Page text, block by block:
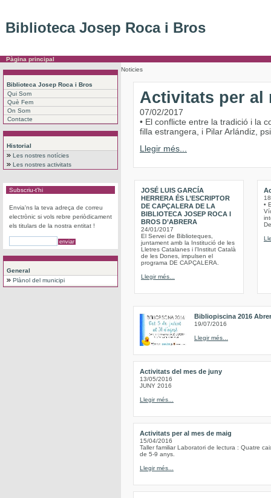
Biblioteca Josep Roca i Bros
Pàgina principal
Biblioteca Josep Roca i Bros
Qui Som
Què Fem
On Som
Contacte
Historial
Les nostres notícies
Les nostres activitats
Subscriu-t'hi
Envia'ns la teva adreça de correu
electrònic si vols rebre periòdicament
els titulars de la nostra entitat !
General
Plànol del municipi
Noticies
Activitats per al
07/02/2017
• El conflicte entre la tradició i la
filla estrangera, i Pilar Arlándiz,
Llegir més...
JOSÉ LUIS GARCÍA
HERRERA ÉS L’ESCRIPTOR
DE CAPÇALERA DE LA
BIBLIOTECA JOSEP ROCA I
BROS D’ABRERA
24/01/2017
El Servei de Biblioteques,
juntament amb la Institució de les
Lletres Catalanes i l’Institut Català
de les Dones, impulsen el
programa DE CAPÇALERA.
Llegir més...
•
Bibliopiscina 2016
19/07/2016
Llegir més...
Activitats del mes de juny
13/05/2016
JUNY 2016
Llegir més...
Activitats per al mes de maig
15/04/2016
Taller familiar Laboratori de lectura : Quatre
de 5-9 anys.
Llegir més...